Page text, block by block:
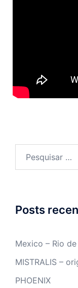
Posts
Mexico – Rio
MISTRALIS –
PHOENIX